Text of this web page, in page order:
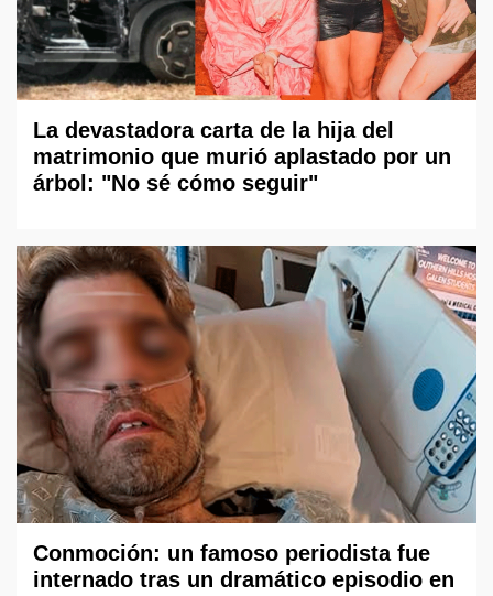
La devastadora carta de la hija del
matrimonio que murió aplastado por un
árbol: "No sé cómo seguir"
Conmoción: un famoso periodista fue
internado tras un dramático episodio en